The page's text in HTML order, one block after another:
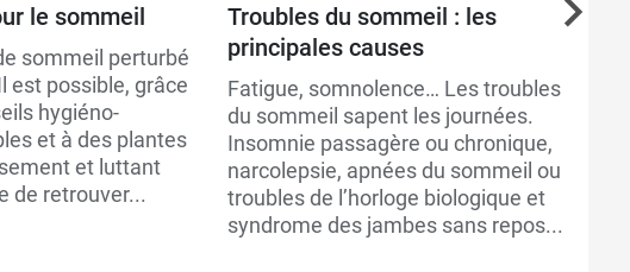
le sommeil
sommeil perturbé
est possible, grâce
hygiéno-
et à des plantes
et luttant
de retrouver...
Troubles du sommeil : les
principales causes
Fatigue, somnolence… Les troubles
du sommeil sapent les journées.
Insomnie passagère ou chronique,
narcolepsie, apnées du sommeil ou
troubles de l’horloge biologique et
syndrome des jambes sans repos...